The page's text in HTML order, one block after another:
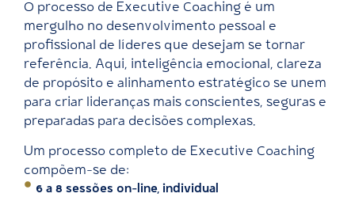
O processo de Executive Coaching é um
mergulho no desenvolvimento pessoal e
profissional de líderes que desejam se tornar
referência. Aqui, inteligência emocional, clareza
de propósito e alinhamento estratégico se unem
para criar lideranças mais conscientes, seguras e
preparadas para decisões complexas.
Um processo completo de Executive Coaching
compõem-se de:
6 a 8 sessões on-line, individual